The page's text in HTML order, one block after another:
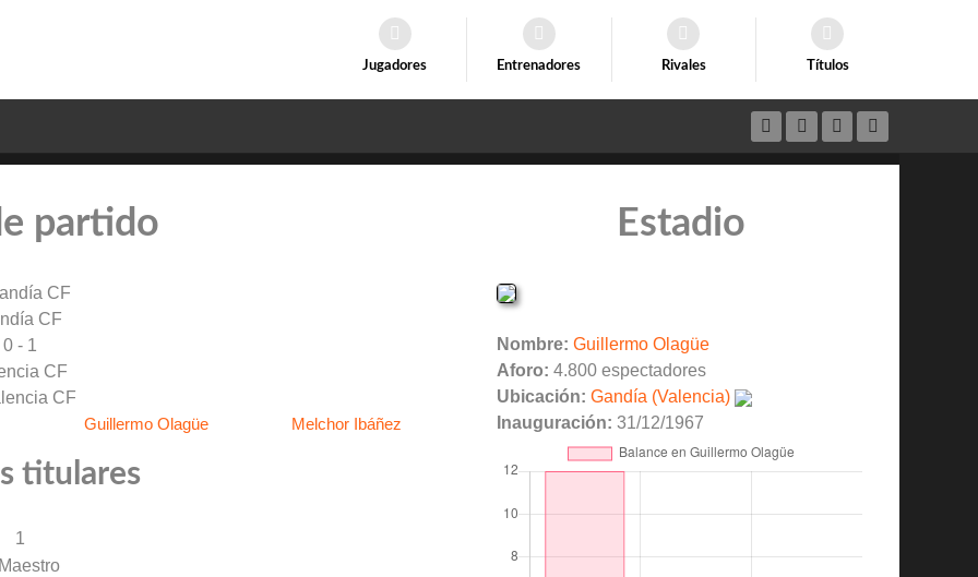
Jugadores Entrenadores Rivales Títulos
partido
CF
0 - 1
CF
Guillermo Olagüe Melchor Ibáñez
titulares
1
Estadio
Nombre: Guillermo Olagüe
Aforo: 4.800 espectadores
Ubicación: Gandía (Valencia)
Inauguración: 31/12/1967